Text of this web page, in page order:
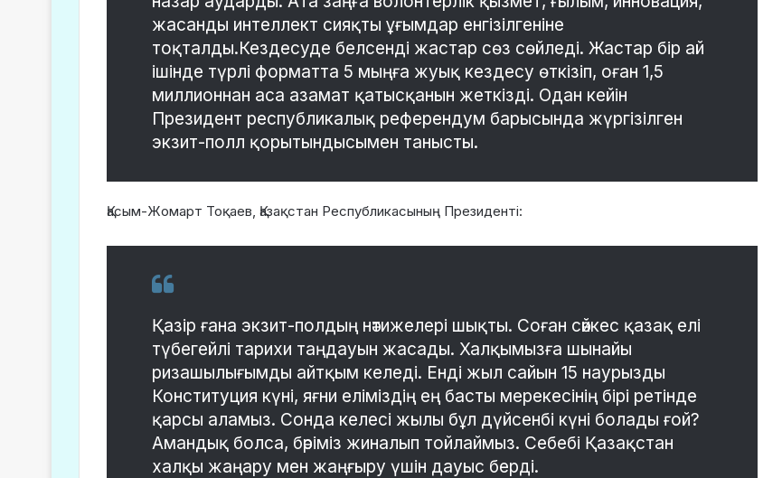
жасанды интеллект сияқты ұғымдар енгізілгеніне
тоқталды.Кездесуде белсенді жастар сөз сөйледі. Жастар бір ай
ішінде түрлі форматта 5 мыңға жуық кездесу өткізіп, оған 1,5
миллионнан аса азамат қатысқанын жеткізді. Одан кейін
Президент республикалық референдум барысында жүргізілген
экзит-полл қорытындысымен танысты.
Қасым-Жомарт Тоқаев, Қазақстан Республикасының Президенті:
Қазір ғана экзит-полдың нәтижелері шықты. Соған сәйкес қазақ елі
түбегейлі тарихи таңдауын жасады. Халқымызға шынайы
ризашылығымды айтқым келеді. Енді жыл сайын 15 наурызды
Конституция күні, яғни еліміздің ең басты мерекесінің бірі ретінде
қарсы аламыз. Сонда келесі жылы бұл дүйсенбі күні болады ғой?
Амандық болса, бәріміз жиналып тойлаймыз. Себебі Қазақстан
халқы жаңару мен жаңғыру үшін дауыс берді.